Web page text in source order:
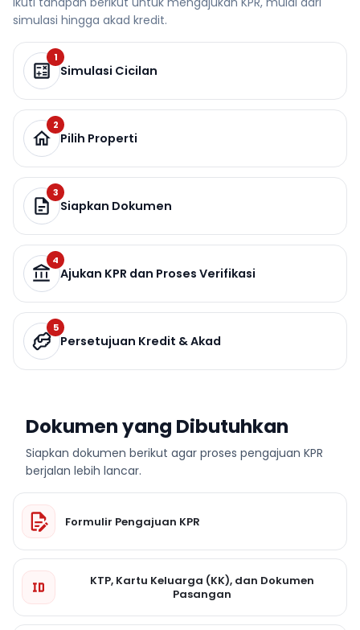
simulasi hingga akad kredit.
1
Simulasi Cicilan
2
Pilih Properti
3
Siapkan Dokumen
4
Ajukan KPR dan Proses Verifikasi
5
Persetujuan Kredit & Akad
Dokumen yang Dibutuhkan
Siapkan dokumen berikut agar proses pengajuan KPR
berjalan lebih lancar.
Formulir Pengajuan KPR
KTP, Kartu Keluarga (KK), dan Dokumen
Pasangan